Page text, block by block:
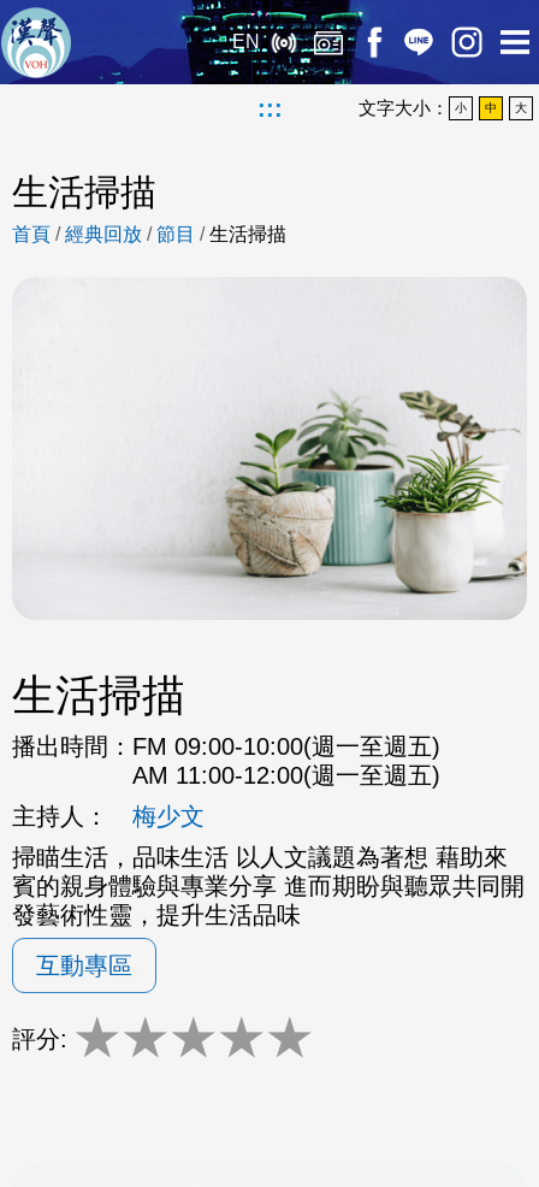
EN
::: 文字大小： 小 中 大
生活掃描
首頁 /經典回放 /節目 /生活掃描
生活掃描
播出時間： FM 09:00-10:00(週一至週五)
AM 11:00-12:00(週一至週五)
主持人：
梅少文
掃瞄生活，品味生活 以人文議題為著想 藉助來
賓的親身體驗與專業分享 進而期盼與聽眾共同開
發藝術性靈，提升生活品味
互動專區
評分: ★★★★★